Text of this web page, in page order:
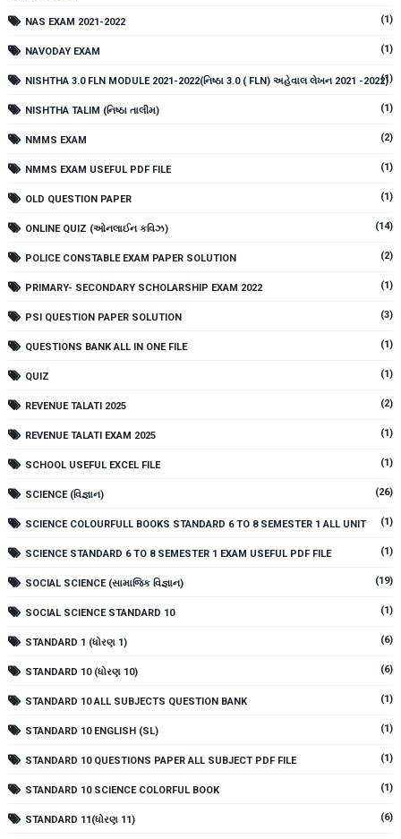
NAS EXAM 2021-2022 (1)
NAVODAY EXAM (1)
NISHTHA 3.0 FLN MODULE 2021-2022(નિષ્ઠા 3.0 ( FLN) અહેવાલ લેખન 2021 -2022)(1)
NISHTHA TALIM (નિષ્ઠા તાલીમ) (1)
NMMS EXAM (2)
NMMS EXAM USEFUL PDF FILE (1)
OLD QUESTION PAPER (1)
ONLINE QUIZ (ઓનલાઈન કવિઝ) (14)
POLICE CONSTABLE EXAM PAPER SOLUTION (2)
PRIMARY- SECONDARY SCHOLARSHIP EXAM 2022 (1)
PSI QUESTION PAPER SOLUTION (3)
QUESTIONS BANK ALL IN ONE FILE (1)
QUIZ (1)
REVENUE TALATI 2025 (2)
REVENUE TALATI EXAM 2025 (1)
SCHOOL USEFUL EXCEL FILE (1)
SCIENCE (વિજ્ઞાન) (26)
SCIENCE COLOURFULL BOOKS STANDARD 6 TO 8 SEMESTER 1 ALL UNIT (1)
SCIENCE STANDARD 6 TO 8 SEMESTER 1 EXAM USEFUL PDF FILE (1)
SOCIAL SCIENCE (સામાજિક વિજ્ઞાન) (19)
SOCIAL SCIENCE STANDARD 10 (1)
STANDARD 1 (ધોરણ 1) (6)
STANDARD 10 (ધોરણ 10) (6)
STANDARD 10 ALL SUBJECTS QUESTION BANK (1)
STANDARD 10 ENGLISH (SL) (1)
STANDARD 10 QUESTIONS PAPER ALL SUBJECT PDF FILE (1)
STANDARD 10 SCIENCE COLORFUL BOOK (1)
STANDARD 11(ધોરણ 11) (6)